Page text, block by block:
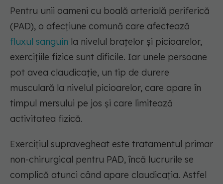
Pentru unii oameni cu boală arterială periferică
(PAD), o afecțiune comună care afectează
fluxul sanguin la nivelul brațelor și picioarelor,
exercițiile fizice sunt dificile. Iar unele persoane
pot avea claudicație, un tip de durere
musculară la nivelul picioarelor, care apare în
timpul mersului pe jos și care limitează
activitatea fizică.
Exercițiul supravegheat este tratamentul primar
non-chirurgical pentru PAD, încă lucrurile se
complică atunci când apare claudicația. Astfel